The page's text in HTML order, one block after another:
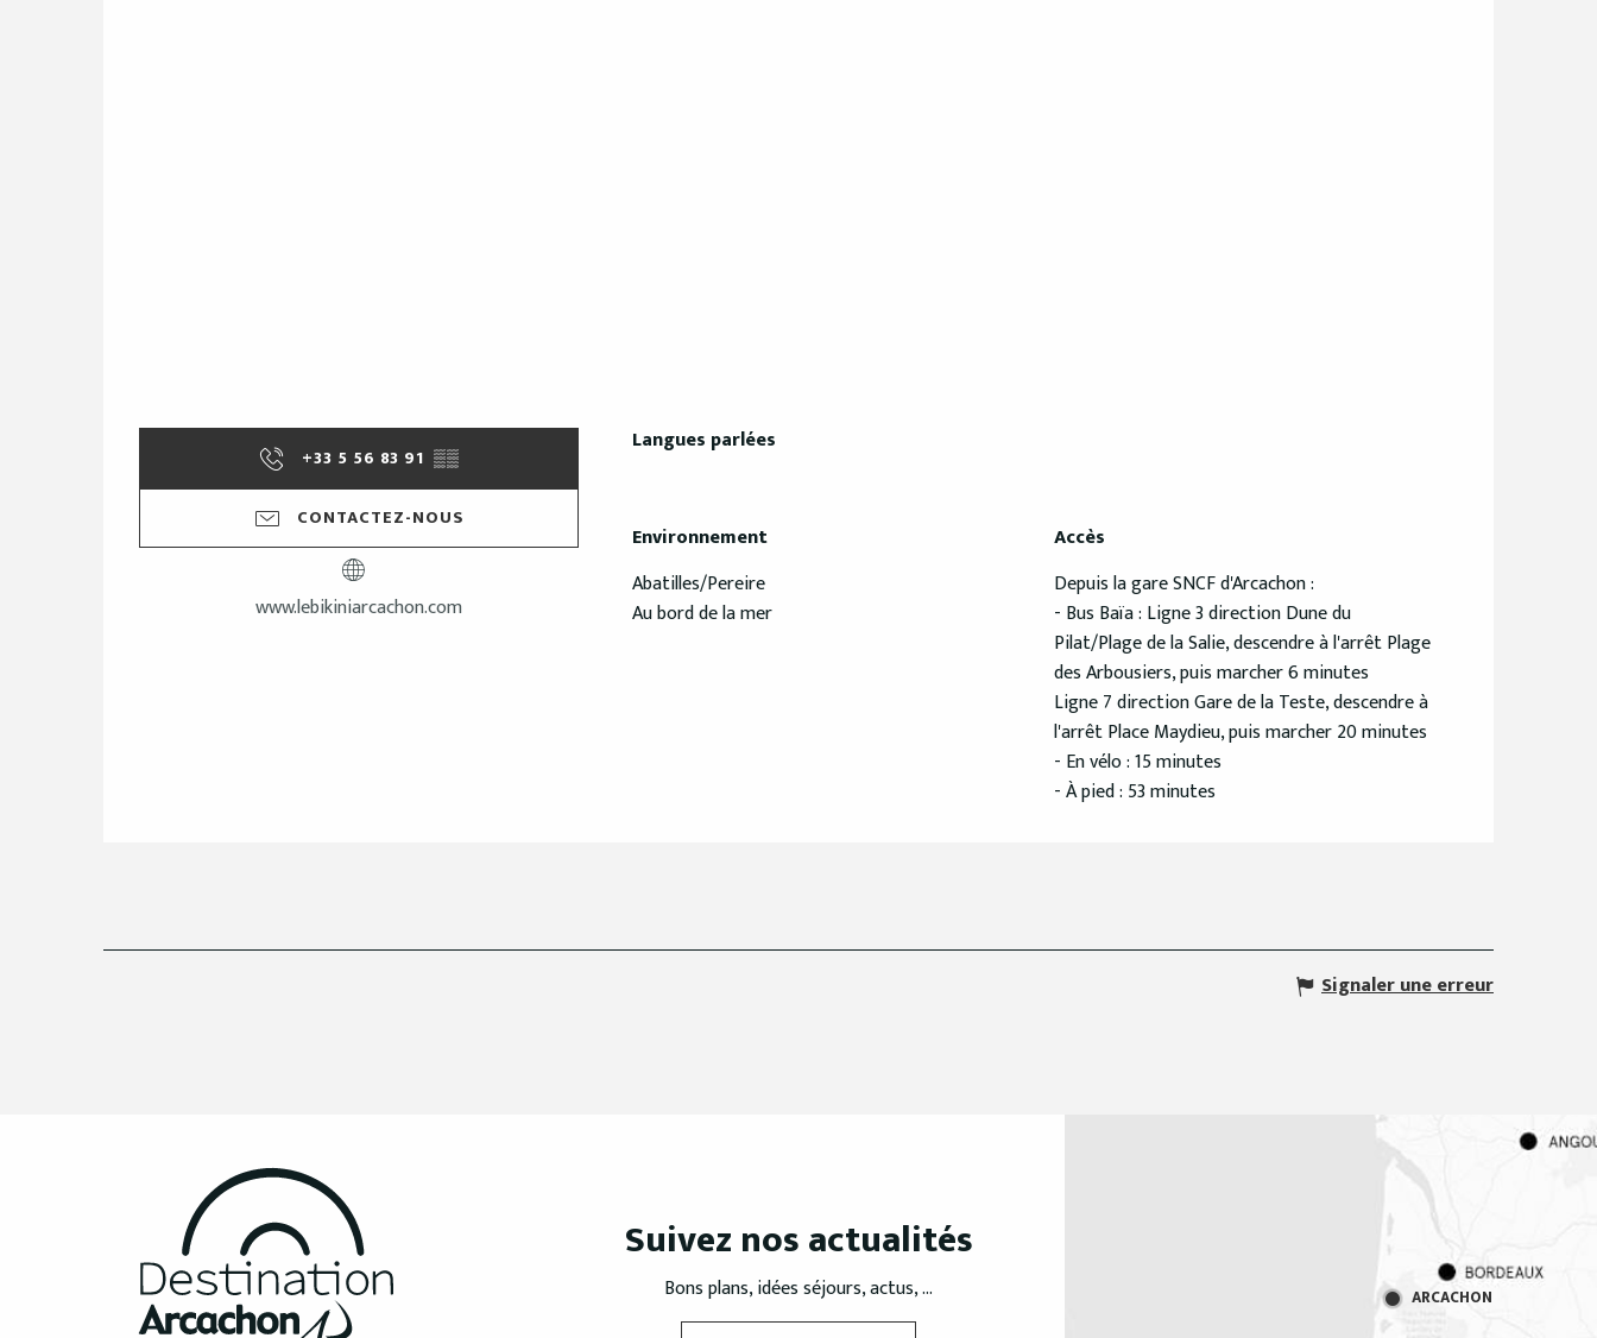
+33 5 56 83 91 ▒▒
CONTACTEZ-NOUS
www.lebikiniarcachon.com
Langues parlées
Langues parlées
Environnement
Environnement
Abatilles/Pereire
Au bord de la mer
Accès
Accès
Depuis la gare SNCF d'Arcachon :
- Bus Baïa : Ligne 3 direction Dune du
Pilat/Plage de la Salie, descendre à l'arrêt Plage
des Arbousiers, puis marcher 6 minutes
Ligne 7 direction Gare de la Teste, descendre à
l'arrêt Place Maydieu, puis marcher 20 minutes
- En vélo : 15 minutes
- À pied : 53 minutes
Signaler une erreur
Suivez nos actualités
Bons plans, idées séjours, actus, ... ARCACHON